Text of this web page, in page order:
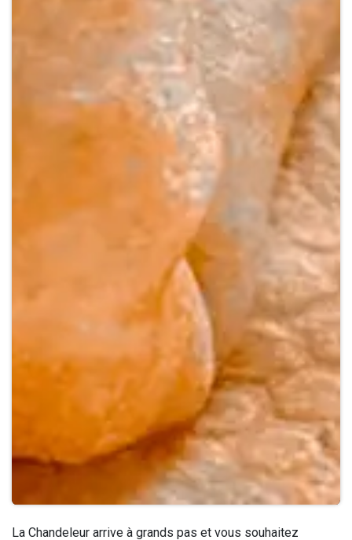
La Chandeleur arrive à grands pas et vous souhaitez